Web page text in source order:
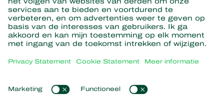
Partners with Nature
Roofmijten
Roofinsecten
Nuttige nematoden
Nuttige micro-organismen
Nieuws en informatie
Populaire links